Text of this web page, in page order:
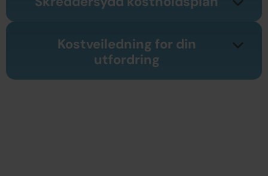
Kostveiledning for din
utfordring